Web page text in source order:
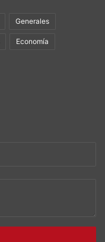
Generales
Economía